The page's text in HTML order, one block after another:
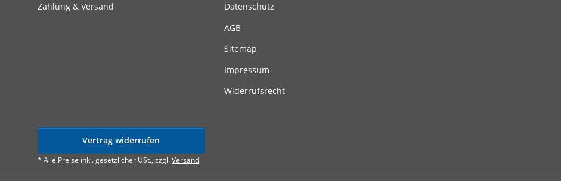
Zahlung & Versand
Datenschutz
AGB
Sitemap
Impressum
Widerrufsrecht
Vertrag widerrufen
* Alle Preise inkl. gesetzlicher USt., zzgl.Versand